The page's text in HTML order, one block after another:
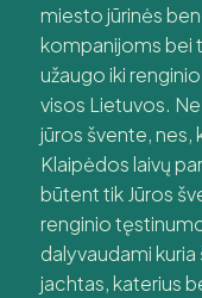
miesto jūrinės
kompanijoms bei
užaugo iki
visos Lietuvos.
jūros švente, nes,
Klaipėdos laivų
būtent tik Jūros
renginio
dalyvaudami
jachtas, katerius